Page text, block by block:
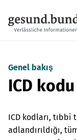
Genel bakış
ICD
ICD kodları,
adlandırıldığı,